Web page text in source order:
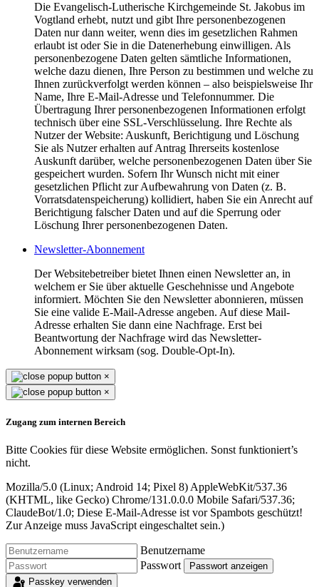
Die Evangelisch-Lutherische Kirchgemeinde St. Jakobus im
Vogtland erhebt, nutzt und gibt Ihre personenbezogenen
Daten nur dann weiter, wenn dies im gesetzlichen Rahmen
erlaubt ist oder Sie in die Datenerhebung einwilligen. Als
personenbezogene Daten gelten sämtliche Informationen,
welche dazu dienen, Ihre Person zu bestimmen und welche zu
Ihnen zurückverfolgt werden können – also beispielsweise Ihr
Name, Ihre E-Mail-Adresse und Telefonnummer. Die
Übertragung Ihrer personenbezogenen Informationen erfolgt
technisch über eine SSL-Verschlüsselung. Ihre Rechte als
Nutzer der Website: Auskunft, Berichtigung und Löschung
Sie als Nutzer erhalten auf Antrag Ihrerseits kostenlose
Auskunft darüber, welche personenbezogenen Daten über Sie
gespeichert wurden. Sofern Ihr Wunsch nicht mit einer
gesetzlichen Pflicht zur Aufbewahrung von Daten (z. B.
Vorratsdatenspeicherung) kollidiert, haben Sie ein Anrecht auf
Berichtigung falscher Daten und auf die Sperrung oder
Löschung Ihrer personenbezogenen Daten.
Newsletter-Abonnement
Der Websitebetreiber bietet Ihnen einen Newsletter an, in
welchem er Sie über aktuelle Geschehnisse und Angebote
informiert. Möchten Sie den Newsletter abonnieren, müssen
Sie eine valide E-Mail-Adresse angeben. Auf diese Mail-
Adresse erhalten Sie dann eine Nachfrage. Erst bei
Beantwortung der Nachfrage wird das Newsletter-
Abonnement wirksam (sog. Double-Opt-In).
×
×
Zugang zum internen Bereich
Bitte Cookies für diese Website ermöglichen. Sonst funktioniert’s
nicht.
Mozilla/5.0 (Linux; Android 14; Pixel 8) AppleWebKit/537.36
(KHTML, like Gecko) Chrome/131.0.0.0 Mobile Safari/537.36;
ClaudeBot/1.0; Diese E-Mail-Adresse ist vor Spambots geschützt!
Zur Anzeige muss JavaScript eingeschaltet sein.)
Benutzername
Passwort
Passwort anzeigen
Passkey verwenden